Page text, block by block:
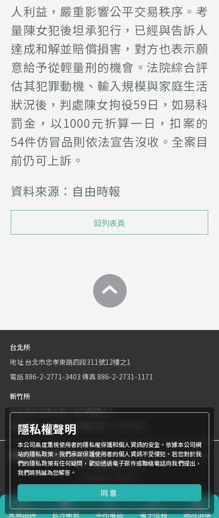
人利益，嚴重影響公平交易秩序。考
量陳女犯後坦承犯行，已經與告訴人
達成和解並賠償損害，對方也表示願
意給予從輕量刑的機會。法院綜合評
估其犯罪動機、輸入規模與家庭生活
狀況後，判處陳女拘役59日，如易科
罰金，以1000元折算一日，扣案的
54件仿冒品則依法宣告沒收。全案目
前仍可上訴。
資料來源：自由時報
回列表頁
台北所
地址 台北市忠孝東路四段311號12樓之1
電話886-2-2771-3403 傳真 886-2-2731-1171
新竹所
地址新竹市東大路二段1號6樓之2
電話886-3-534-9161
商標權屬世界專利有限公司所有© World Patent Limited Company
Inc All Rights Reserved.
免費諮詢 官方帳號 本所電話 電子信箱 返回頂端
隱私權聲明
本公司高度重視使用者的隱私權保護和個人資訊的安全。依據本公司網
站的隱私政策，我們承諾保護使用者的個人資訊不受侵犯。若您對於我
們的隱私政策有任何疑問，歡迎透過電子郵件或聯絡電話向我們提出，
我們將熱誠為您解答。
同意